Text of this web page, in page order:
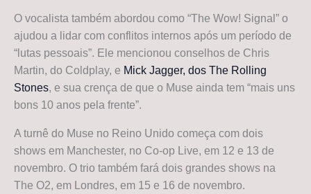
O vocalista também abordou como “The Wow! Signal” o
ajudou a lidar com conflitos internos após um período de
“lutas pessoais”. Ele mencionou conselhos de Chris
Martin, do Coldplay, e Mick Jagger, dos The Rolling
Stones, e sua crença de que o Muse ainda tem “mais uns
bons 10 anos pela frente”.
A turnê do Muse no Reino Unido começa com dois
shows em Manchester, no Co-op Live, em 12 e 13 de
novembro. O trio também fará dois grandes shows na
The O2, em Londres, em 15 e 16 de novembro.